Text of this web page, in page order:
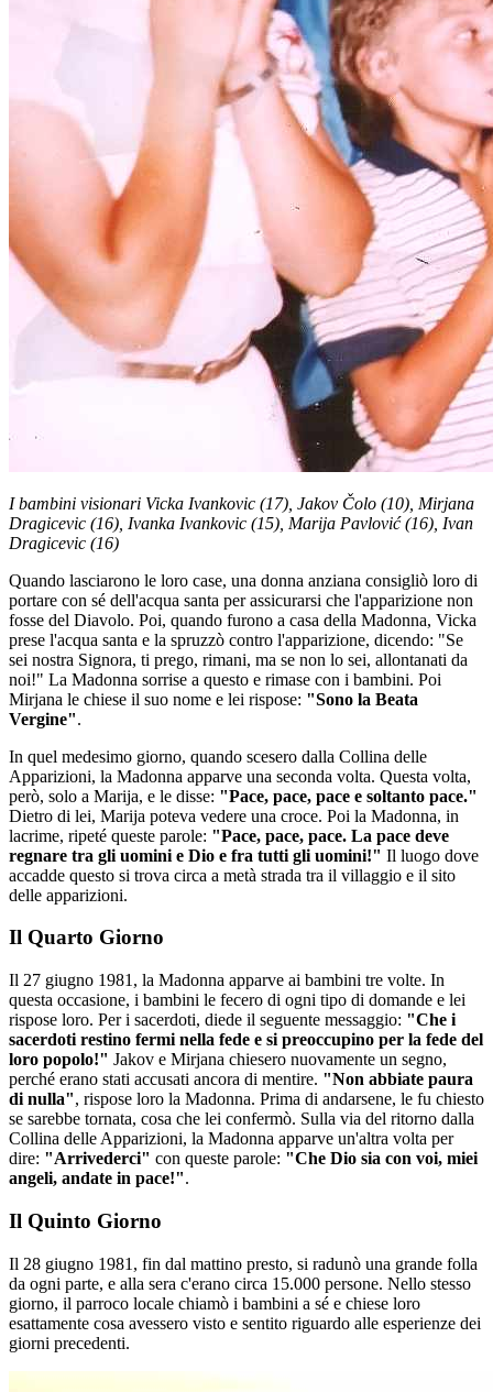
I bambini visionari Vicka Ivankovic (17), Jakov Čolo (10), Mirjana
Dragicevic (16), Ivanka Ivankovic (15), Marija Pavlović (16), Ivan
Dragicevic (16)
Quando lasciarono le loro case, una donna anziana consigliò loro di
portare con sé dell'acqua santa per assicurarsi che l'apparizione non
fosse del Diavolo. Poi, quando furono a casa della Madonna, Vicka
prese l'acqua santa e la spruzzò contro l'apparizione, dicendo: "Se
sei nostra Signora, ti prego, rimani, ma se non lo sei, allontanati da
noi!" La Madonna sorrise a questo e rimase con i bambini. Poi
Mirjana le chiese il suo nome e lei rispose: "Sono la Beata
Vergine".
In quel medesimo giorno, quando scesero dalla Collina delle
Apparizioni, la Madonna apparve una seconda volta. Questa volta,
però, solo a Marija, e le disse: "Pace, pace, pace e soltanto pace."
Dietro di lei, Marija poteva vedere una croce. Poi la Madonna, in
lacrime, ripeté queste parole: "Pace, pace, pace. La pace deve
regnare tra gli uomini e Dio e fra tutti gli uomini!" Il luogo dove
accadde questo si trova circa a metà strada tra il villaggio e il sito
delle apparizioni.
Il Quarto Giorno
Il 27 giugno 1981, la Madonna apparve ai bambini tre volte. In
questa occasione, i bambini le fecero di ogni tipo di domande e lei
rispose loro. Per i sacerdoti, diede il seguente messaggio: "Che i
sacerdoti restino fermi nella fede e si preoccupino per la fede del
loro popolo!" Jakov e Mirjana chiesero nuovamente un segno,
perché erano stati accusati ancora di mentire. "Non abbiate paura
di nulla", rispose loro la Madonna. Prima di andarsene, le fu chiesto
se sarebbe tornata, cosa che lei confermò. Sulla via del ritorno dalla
Collina delle Apparizioni, la Madonna apparve un'altra volta per
dire: "Arrivederci" con queste parole: "Che Dio sia con voi, miei
angeli, andate in pace!".
Il Quinto Giorno
Il 28 giugno 1981, fin dal mattino presto, si radunò una grande folla
da ogni parte, e alla sera c'erano circa 15.000 persone. Nello stesso
giorno, il parroco locale chiamò i bambini a sé e chiese loro
esattamente cosa avessero visto e sentito riguardo alle esperienze dei
giorni precedenti.